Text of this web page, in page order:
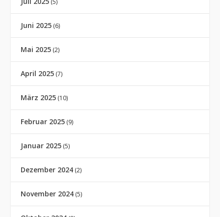
(5)
Juni 2025 (6)
Mai 2025 (2)
April 2025 (7)
März 2025 (10)
Februar 2025 (9)
Januar 2025 (5)
Dezember 2024 (2)
November 2024 (5)